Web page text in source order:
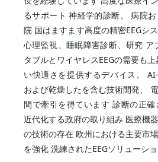
るサポート 神経学的診断。 病院
院 国はますます高度の精密EEGシ
心理監視、睡眠障害診断、研究 ア
タブルとワイヤレスEEGの需要も
い快適さを提供するデバイス。
および乾燥したを含む技術開発、
間で牽引を得ています 診断の正確
近代化する政府の取り組み 医療機
の技術の存在 欧州における主要市
を強化 洗練されたEEGソリューシ